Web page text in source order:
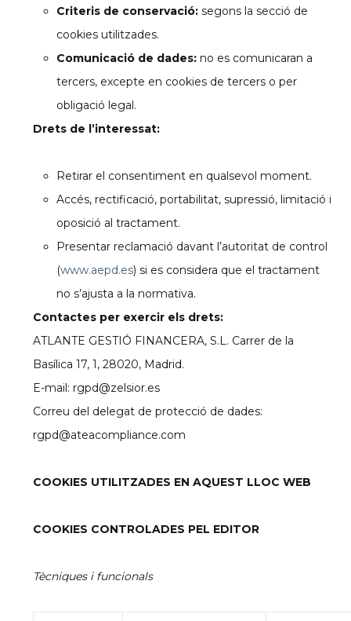
Criteris de conservació: segons la secció de
cookies utilitzades.
Comunicació de dades: no es comunicaran a
tercers, excepte en cookies de tercers o per
obligació legal.
Drets de l’interessat:
Retirar el consentiment en qualsevol moment.
Accés, rectificació, portabilitat, supressió, limitació i
oposició al tractament.
Presentar reclamació davant l’autoritat de control
(www.aepd.es) si es considera que el tractament
no s’ajusta a la normativa.
Contactes per exercir els drets:
ATLANTE GESTIÓ FINANCERA, S.L. Carrer de la
Basílica 17, 1, 28020, Madrid.
E-mail: rgpd@zelsior.es
Correu del delegat de protecció de dades:
rgpd@ateacompliance.com
COOKIES UTILITZADES EN AQUEST LLOC WEB
COOKIES CONTROLADES PEL EDITOR
Tècniques i funcionals